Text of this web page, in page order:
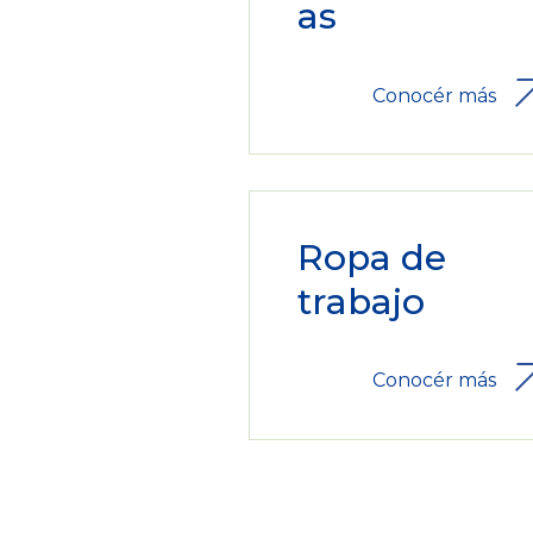
as
Conocér más
Ropa de
trabajo
Conocér más